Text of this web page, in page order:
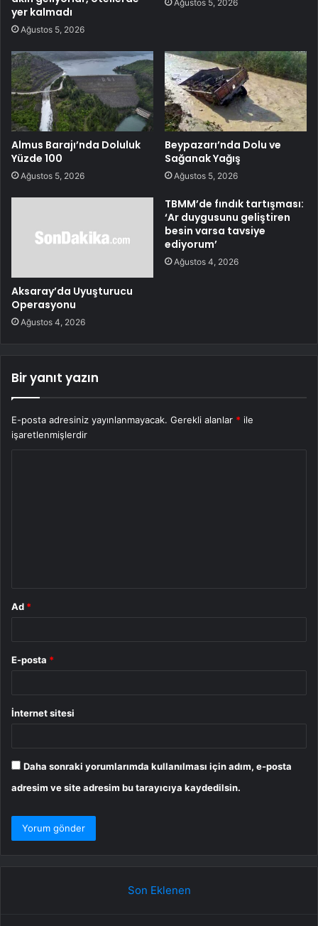
yer kalmadı
Ağustos 5, 2026
Ağustos 5, 2026
Almus Barajı’nda Doluluk
Yüzde 100
Ağustos 5, 2026
Beypazarı’nda Dolu ve
Sağanak Yağış
Ağustos 5, 2026
Aksaray’da Uyuşturucu
Operasyonu
Ağustos 4, 2026
TBMM’de fındık tartışması:
‘Ar duygusunu geliştiren
besin varsa tavsiye
ediyorum’
Ağustos 4, 2026
Bir yanıt yazın
E-posta adresiniz yayınlanmayacak. Gerekli alanlar * ile
işaretlenmişlerdir
Ad *
E-posta *
İnternet sitesi
Daha sonraki yorumlarımda kullanılması için adım, e-posta
adresim ve site adresim bu tarayıcıya kaydedilsin.
Son Eklenen